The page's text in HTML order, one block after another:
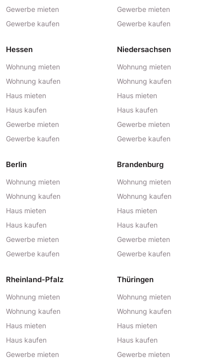
Gewerbe mieten
Gewerbe kaufen
Gewerbe mieten
Gewerbe kaufen
Hessen
Wohnung mieten
Wohnung kaufen
Haus mieten
Haus kaufen
Gewerbe mieten
Gewerbe kaufen
Niedersachsen
Wohnung mieten
Wohnung kaufen
Haus mieten
Haus kaufen
Gewerbe mieten
Gewerbe kaufen
Berlin
Wohnung mieten
Wohnung kaufen
Haus mieten
Haus kaufen
Gewerbe mieten
Gewerbe kaufen
Brandenburg
Wohnung mieten
Wohnung kaufen
Haus mieten
Haus kaufen
Gewerbe mieten
Gewerbe kaufen
Rheinland-Pfalz
Wohnung mieten
Wohnung kaufen
Haus mieten
Haus kaufen
Gewerbe mieten
Thüringen
Wohnung mieten
Wohnung kaufen
Haus mieten
Haus kaufen
Gewerbe mieten